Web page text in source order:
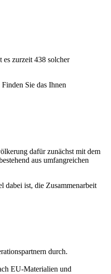
zurzeit 438 solcher
Sie das Ihnen
dafür zunächst mit dem
aus umfangreichen
ist, die Zusammenarbeit
durch.
EU-Materialien und